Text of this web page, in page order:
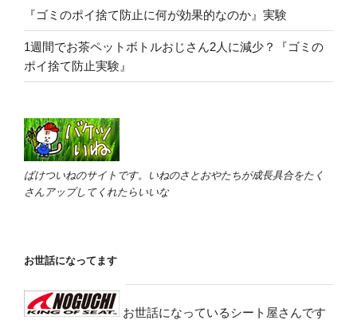
『ゴミのポイ捨て防止に何が効果的なのか』実験
1週間でお茶ペットボトルおじさん2人に減少？『ゴミの
ポイ捨て防止実験』
ばけついねのサイトです。いねのさとおやたちが成長具合をたく
さんアップしてくれたらいいな
お世話になってます
お世話になっているシート屋さんです